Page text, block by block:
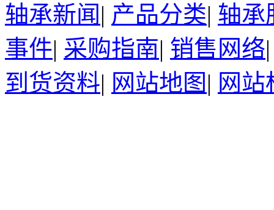
轴承新闻 | 产品分类| 轴承
事件| 采购指南| 销售网络
到货资料| 网站地图 | 网站